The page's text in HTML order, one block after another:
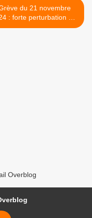
du 21 novembre
: forte perturbation sur
le RER B >
Overblog